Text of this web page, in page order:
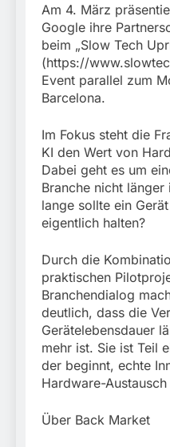
Am 4. März
Google ihre
beim „Slow Tech
(https://
Event parallel zum
Barcelona.
Im Fokus steht die
KI den Wert von
Dabei geht es um
Branche nicht
lange sollte ein
eigentlich halten?
Durch die
praktischen
Branchendialog
deutlich, dass die
Gerätelebensdauer
mehr ist. Sie ist Teil
der beginnt, echte
Hardware-
Über Back Market